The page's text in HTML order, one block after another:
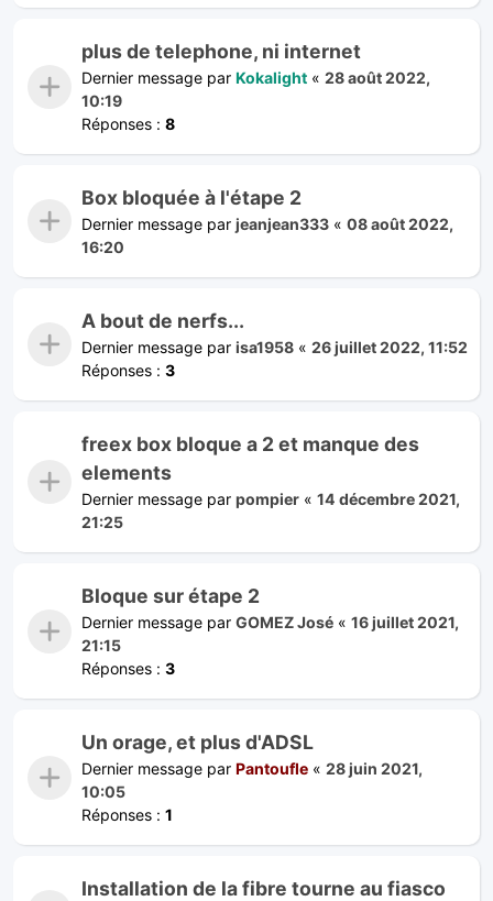
plus de telephone, ni internet
Dernier message par Kokalight « 28 août 2022,
10:19
Réponses : 8
Box bloquée à l'étape 2
Dernier message par jeanjean333 « 08 août 2022,
16:20
A bout de nerfs...
Dernier message par isa1958 « 26 juillet 2022, 11:52
Réponses : 3
freex box bloque a 2 et manque des
elements
Dernier message par pompier « 14 décembre 2021,
21:25
Bloque sur étape 2
Dernier message par GOMEZ José « 16 juillet 2021,
21:15
Réponses : 3
Un orage, et plus d'ADSL
Dernier message par Pantoufle « 28 juin 2021,
10:05
Réponses : 1
Installation de la fibre tourne au fiasco